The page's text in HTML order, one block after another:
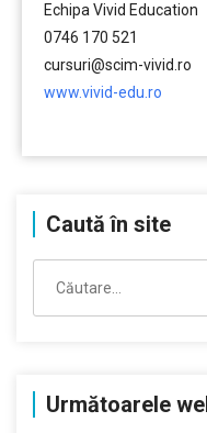
Echipa Vivid Education
0746 170 521
cursuri@scim-vivid.ro
www.vivid-edu.ro
Caută în site
după:
Următoarele